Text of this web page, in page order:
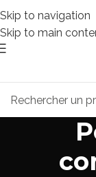
Skip to navigation
Skip to main